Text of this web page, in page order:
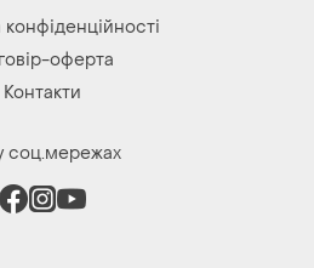
конфіденційності
оферта
Контакти
соц.мережах